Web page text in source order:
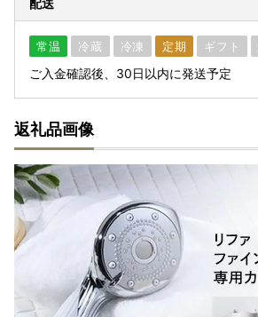
配送
常温 冷蔵 冷凍 定期 ギフト
ご入金確認後、30日以内に発送予定
返礼品画像